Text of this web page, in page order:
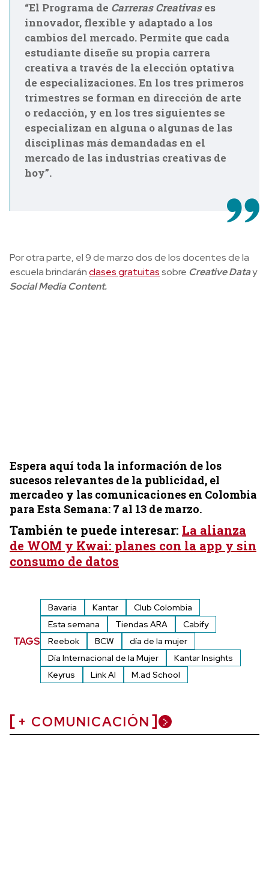
“El Programa de Carreras Creativases
innovador, flexible y adaptado a los
cambios del mercado. Permite que cada
estudiante diseñe su propia carrera
creativa a través de la elección optativa
de especializaciones. En los tres primeros
trimestres se forman en dirección de arte
o redacción, y en los tres siguientes se
especializan en alguna o algunas de las
disciplinas más demandadas en el
mercado de las industrias creativas de
hoy”.
Por otra parte, el 9 de marzo dos de los docentes de la
escuela brindaránclases gratuitassobre Creative Datay
Social Media Content.
Espera aquí toda la información de los
sucesos relevantes de la publicidad, el
mercadeo y las comunicaciones en Colombia
para Esta Semana: 7 al 13 de marzo.
También te puede interesar: La alianza
de WOM y Kwai: planes con la app y sin
consumo de datos
TAGS
Bavaria Kantar
Club Colombia
Esta semana
Tiendas ARA
Cabify
Reebok
BCW
día de la mujer
Día Internacional de la Mujer
Kantar Insights
Keyrus
Link AI M.ad School
+ COMUNICACIÓN